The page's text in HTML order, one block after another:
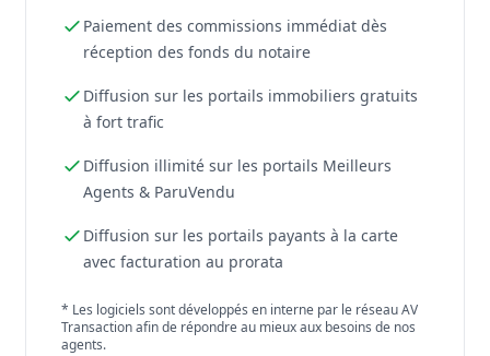
Paiement des commissions immédiat dès
réception des fonds du notaire
Diffusion sur les portails immobiliers gratuits
à fort trafic
Diffusion illimité sur les portails Meilleurs
Agents & ParuVendu
Diffusion sur les portails payants à la carte
avec facturation au prorata
* Les logiciels sont développés en interne par le réseau AV
Transaction afin de répondre au mieux aux besoins de nos
agents.